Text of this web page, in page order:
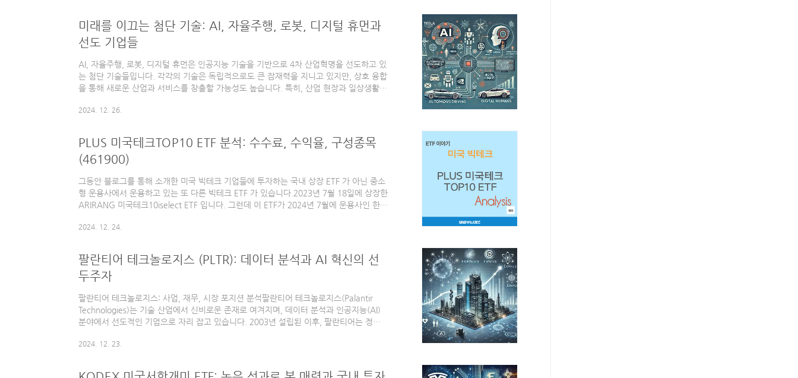
폭 차이가 있지만 수수료 측면에서는 모두 경쟁력 있는 수준입니다. IRP와 퇴직연금은 의
무적으로 30% 이상을 안전자산에 투자해야 하므로, 이러한 채권혼합 ETF는 제도적 요건
을..
미래를 이끄는 첨단 기술: AI, 자율주행, 로봇, 디지털 휴먼과
선도 기업들
AI, 자율주행, 로봇, 디지털 휴먼은 인공지능 기술을 기반으로 4차 산업혁명을 선도하고 있
는 첨단 기술들입니다. 각각의 기술은 독립적으로도 큰 잠재력을 지니고 있지만, 상호 융합
을 통해 새로운 산업과 서비스를 창출할 가능성도 높습니다. 특히, 산업 현장과 일상생활에
있습니다.예를 들어, AI는 자율주행 차량의 정밀한 주행 제어를 가능하게 하고, 로봇은 제
혁신을 이끌고 있습니다. 이러한 기술들이 함께 발전함에 따라, 우리의 삶과 산업 구조는
점차적으로 변화하고 있습니다.AI 기술을 중심으로 한 혁신의 물결AI는 이들 기술 발전의
핵..
2024. 12. 26.
PLUS 미국테크TOP10 ETF 분석: 수수료, 수익율, 구성종목
(461900)
그동안 블로그를 통해 소개한 미국 빅테크 기업들에 투자하는 국내 상장 ETF 가 아닌 중소
형 운용사에서 운용하고 있는 또 다른 빅테크 ETF 가 있습니다.2023년 7월 18일에 상장한
ARIRANG 미국테크10iselect ETF 입니다. 그런데 이 ETF가 2024년 7월에 운용사인 한화
수수료 또한 대폭 낮춤으로써 공격적인 전략을 취하고 있습니다.이번 글에서는 국내 상장
겠습니다.PLUS 미국테크TOP10 ETF 기본 정보종목코드(단축코드): 461900운용사: 한화
자산운용상장일: 2023.07.18기초 지수: iSelec..
2024. 12. 24.
팔란티어 테크놀로지스 (PLTR): 데이터 분석과 AI 혁신의 선
두주자
팔란티어 테크놀로지스: 사업, 재무, 시장 포지션 분석팔란티어 테크놀로지스(Palantir
Technologies)는 기술 산업에서 신비로운 존재로 여겨지며, 데이터 분석과 인공지능(AI)
분야에서 선도적인 기업으로 자리 잡고 있습니다. 2003년 설립된 이후, 팔란티어는 정부
요 기업으로 성장했습니다.본 글에서는 팔란티어의 사업 분야, 재무적 특징, AI 산업에서의
분야팔란티어는 공공 성격의 정부 부문과 상업 부문 두 개의 주요 사업 부문을 통해 운영됩
2024. 12. 23.